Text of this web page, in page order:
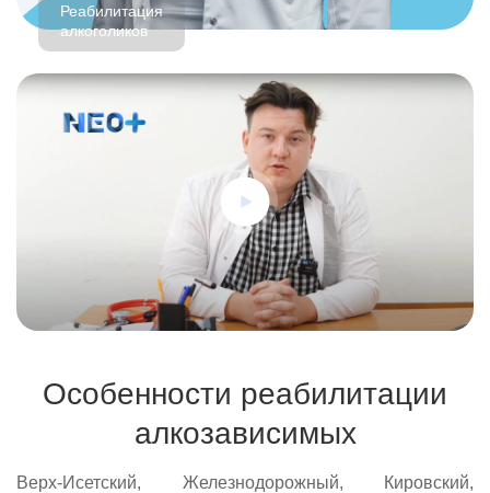
Реабилитация
алкоголиков
Особенности реабилитации
алкозависимых
Верх-Исетский, Железнодорожный, Кировский,